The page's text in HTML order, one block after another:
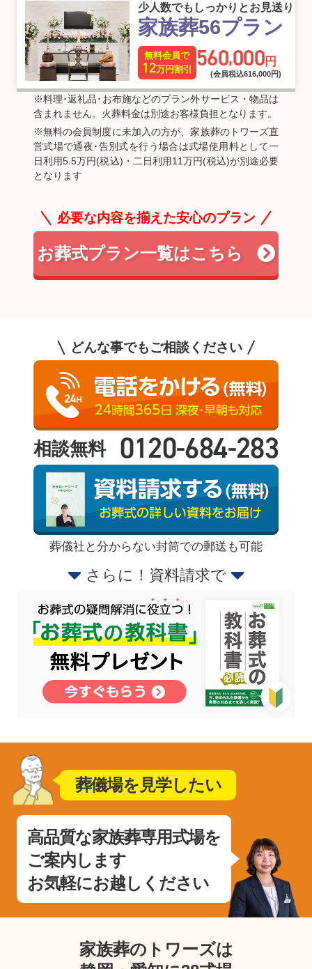
少人数でもしっかりとお見送り
家族葬56プラン
無料会員で
12万円割引 560,000円
(会員税込616,000円)
※料理･返礼品･お布施などのプラン外サービス・物品は
含まれません。火葬料金は別途お客様負担となります。
※無料の会員制度に未加入の方が、家族葬のトワーズ直
営式場で通夜･告別式を行う場合は式場使用料として一
日利用5.5万円(税込)・二日利用11万円(税込)が別途必要
となります
必要な内容を揃えた安心のプラン
お葬式プラン一覧はこちら
どんな事でもご相談ください
相談無料 0120-684-283
葬儀社と分からない封筒での郵送も可能
さらに！資料請求で
葬儀場を見学したい
高品質な家族葬専用式場を
ご案内します
お気軽にお越しください
家族葬のトワーズは